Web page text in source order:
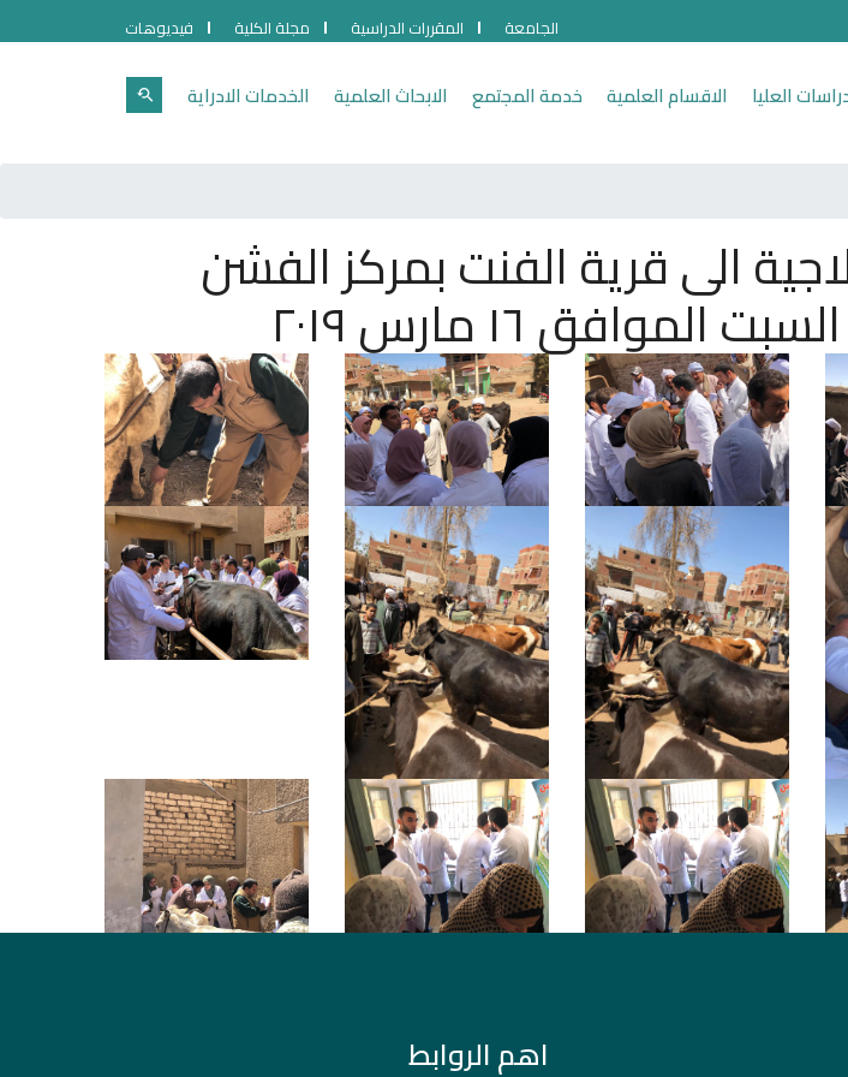
الجامعة المقررات الدراسية مجلة الكلية فيديوهات
العليا الاقسام العلمية خدمة المجتمع الابحاث العلمية الخدمات الادراية
الى قرية الفنت بمركز الفشن
١٦ مارس ٢٠١٩
اهم الروابط